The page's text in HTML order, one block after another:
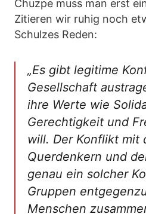
Chuzpe muss man erst
Zitieren wir ruhig noch
Schulzes Reden:
„Es gibt legitime
Gesellschaft
ihre Werte wie
Gerechtigkeit und
will. Der Konflikt mit
Querdenkern und
genau ein solcher
Gruppen
Menschen